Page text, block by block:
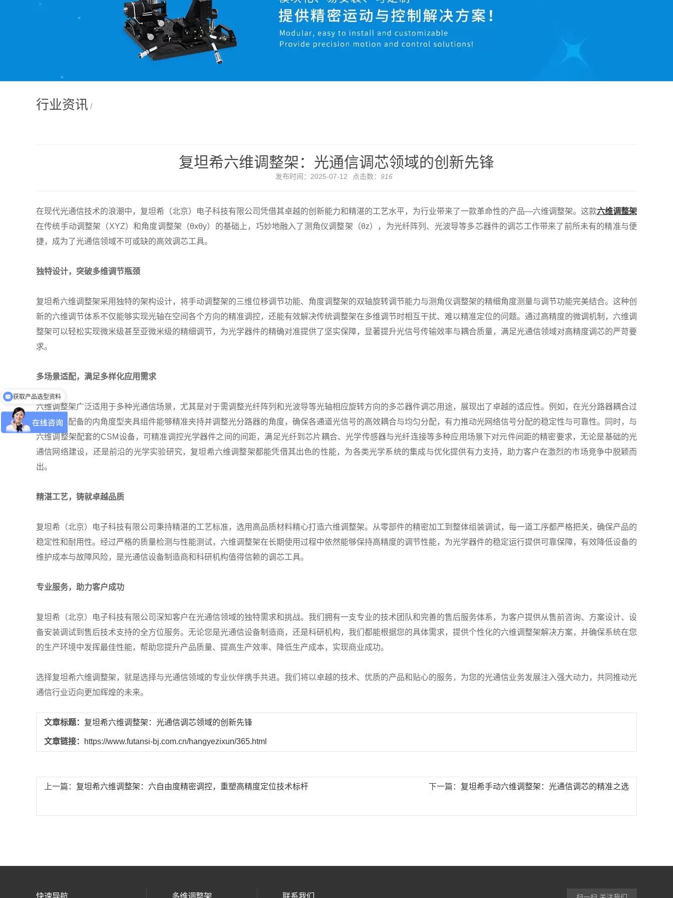
行业资讯 /
复坦希六维调整架：光通信调芯领域的创新先锋
发布时间：2025-07-12 点击数： 916
在现代光通信技术的浪潮中，复坦希（北京）电子科技有限公司凭借其卓越的创新能力和精湛的工艺水平，为行业带来了一款革命性的产品—六维调整架。这款六维调整架
在传统手动调整架（XYZ）和角度调整架（θxθy）的基础上，巧妙地融入了测角仪调整架（θz），为光纤阵列、光波导等多芯器件的调芯工作带来了前所未有的精准与便
捷，成为了光通信领域不可或缺的高效调芯工具。
独特设计，突破多维调节瓶颈
复坦希六维调整架采用独特的架构设计，将手动调整架的三维位移调节功能、角度调整架的双轴旋转调节能力与测角仪调整架的精细角度测量与调节功能完美结合。这种创
新的六维调节体系不仅能够实现光轴在空间各个方向的精准调控，还能有效解决传统调整架在多维调节时相互干扰、难以精准定位的问题。通过高精度的微调机制，六维调
整架可以轻松实现微米级甚至亚微米级的精细调节，为光学器件的精确对准提供了坚实保障，显著提升光信号传输效率与耦合质量，满足光通信领域对高精度调芯的严苛要
求。
多场景适配，满足多样化应用需求
六维调整架广泛适用于多种光通信场景，尤其是对于需调整光纤阵列和光波导等光轴相应旋转方向的多芯器件调芯用途，展现出了卓越的适应性。例如，在光分路器耦合过
程中，其配备的内角度型夹具组件能够精准夹持并调整光分路器的角度，确保各通道光信号的高效耦合与均匀分配，有力推动光网络信号分配的稳定性与可靠性。同时，与
六维调整架配套的CSM设备，可精准调控光学器件之间的间距，满足光纤到芯片耦合、光学传感器与光纤连接等多种应用场景下对元件间距的精密要求，无论是基础的光
通信网络建设，还是前沿的光学实验研究，复坦希六维调整架都能凭借其出色的性能，为各类光学系统的集成与优化提供有力支持，助力客户在激烈的市场竞争中脱颖而
出。
精湛工艺，铸就卓越品质
复坦希（北京）电子科技有限公司秉持精湛的工艺标准，选用高品质材料精心打造六维调整架。从零部件的精密加工到整体组装调试，每一道工序都严格把关，确保产品的
稳定性和耐用性。经过严格的质量检测与性能测试，六维调整架在长期使用过程中依然能够保持高精度的调节性能，为光学器件的稳定运行提供可靠保障，有效降低设备的
维护成本与故障风险，是光通信设备制造商和科研机构值得信赖的调芯工具。
专业服务，助力客户成功
复坦希（北京）电子科技有限公司深知客户在光通信领域的独特需求和挑战。我们拥有一支专业的技术团队和完善的售后服务体系，为客户提供从售前咨询、方案设计、设
备安装调试到售后技术支持的全方位服务。无论您是光通信设备制造商，还是科研机构，我们都能根据您的具体需求，提供个性化的六维调整架解决方案，并确保系统在您
的生产环境中发挥最佳性能，帮助您提升产品质量、提高生产效率、降低生产成本，实现商业成功。
选择复坦希六维调整架，就是选择与光通信领域的专业伙伴携手共进。我们将以卓越的技术、优质的产品和贴心的服务，为您的光通信业务发展注入强大动力，共同推动光
通信行业迈向更加辉煌的未来。
文章标题： 复坦希六维调整架：光通信调芯领域的创新先锋
文章链接： https://www.futansi-bj.com.cn/hangyezixun/365.html
上一篇： 复坦希六维调整架：六自由度精密调控，重塑高精度定位技术标杆 下一篇： 复坦希手动六维调整架：光通信调芯的精准之选
快速导航 多维调整架 联系我们
获取产品选型资料
获取价格